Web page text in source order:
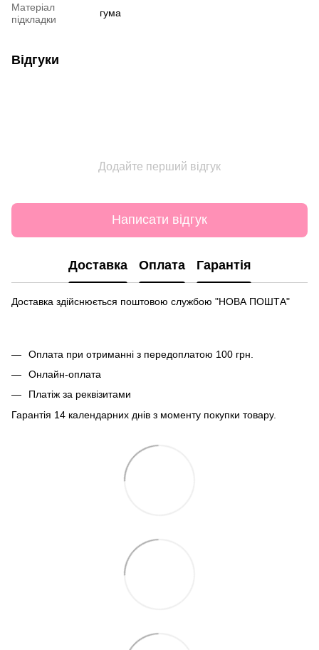
Матеріал
підкладки
гума
Відгуки
Додайте перший відгук
Написати відгук
Доставка Оплата Гарантія
Доставка здійснюється поштовою службою "НОВА ПОШТА"
Оплата при отриманні з передоплатою 100 грн.
Онлайн-оплата
Платіж за реквізитами
Гарантія 14 календарних днів з моменту покупки товару.